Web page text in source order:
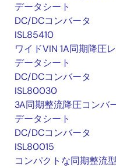
データシート
DC/DCコンバータ
ISL85410
ワイドVIN 1A同期降圧
データシート
DC/DCコンバータ
ISL80030
3A同期整流降圧コンバ
データシート
DC/DCコンバータ
ISL80015
コンパクトな同期整流